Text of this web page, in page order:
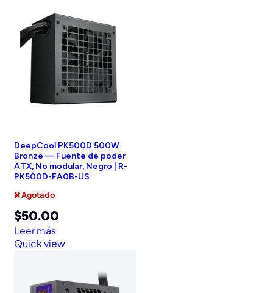
DeepCool PK500D 500W
Bronze — Fuente de poder
ATX, No modular, Negro | R-
PK500D-FA0B-US
❌ Agotado
$50.00
Leer más
Quick view